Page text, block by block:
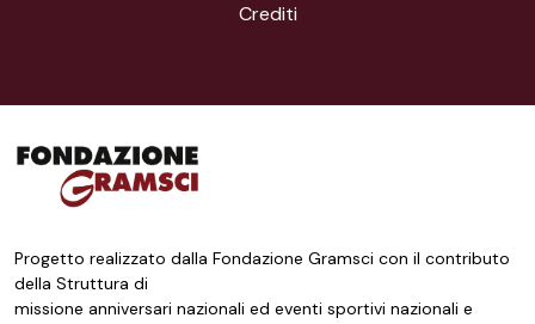
Crediti
Progetto realizzato dalla Fondazione Gramsci con il contributo
della Struttura di
missione anniversari nazionali ed eventi sportivi nazionali e